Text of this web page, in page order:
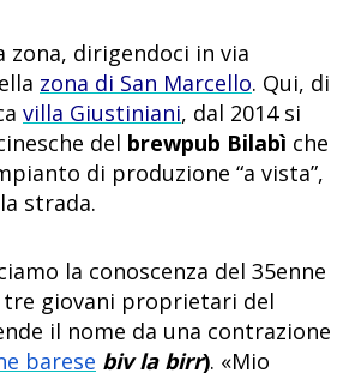
zona, dirigendoci in via
zona di San Marcello. Qui, di
villa Giustiniani, dal 2014 si
del brewpub Bilabì che
di produzione “a vista”,
strada.
la conoscenza del 35enne
tre giovani proprietari del
il nome da una contrazione
barese biv la birr). «Mio